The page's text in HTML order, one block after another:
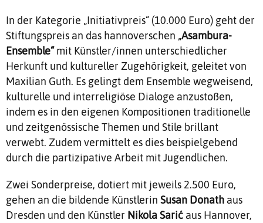
In der Kategorie „Initiativpreis“ (10.000 Euro) geht der
Stiftungspreis an das hannoverschen „Asambura-
Ensemble“mit Künstler/innen unterschiedlicher
Herkunft und kultureller Zugehörigkeit, geleitet von
Maxilian Guth. Es gelingt dem Ensemble wegweisend,
kulturelle und interreligiöse Dialoge anzustoßen,
indem es in den eigenen Kompositionen traditionelle
und zeitgenössische Themen und Stile brillant
verwebt. Zudem vermittelt es dies beispielgebend
durch die partizipative Arbeit mit Jugendlichen.
Zwei Sonderpreise, dotiert mit jeweils 2.500 Euro,
gehen an die bildende Künstlerin Susan Donath aus
Dresden und den Künstler Nikola Sarić aus Hannover,